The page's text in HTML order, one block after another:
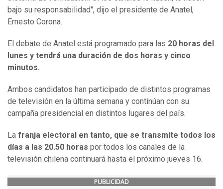
bajo su responsabilidad", dijo el presidente de Anatel,
Ernesto Corona.
El debate de Anatel está programado para las 20 horas del
lunes y tendrá una duración de dos horas y cinco
minutos.
Ambos candidatos han participado de distintos programas
de televisión en la última semana y continúan con su
campaña presidencial en distintos lugares del país.
La franja electoral en tanto, que se transmite todos los
días a las 20.50 horas por todos los canales de la
televisión chilena continuará hasta el próximo jueves 16.
PUBLICIDAD